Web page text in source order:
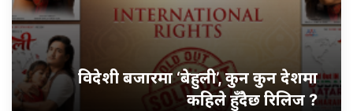
विदेशी बजारमा ‘बेहुली’, कुन कुन देशमा
कहिले हुँदैछ रिलिज ?